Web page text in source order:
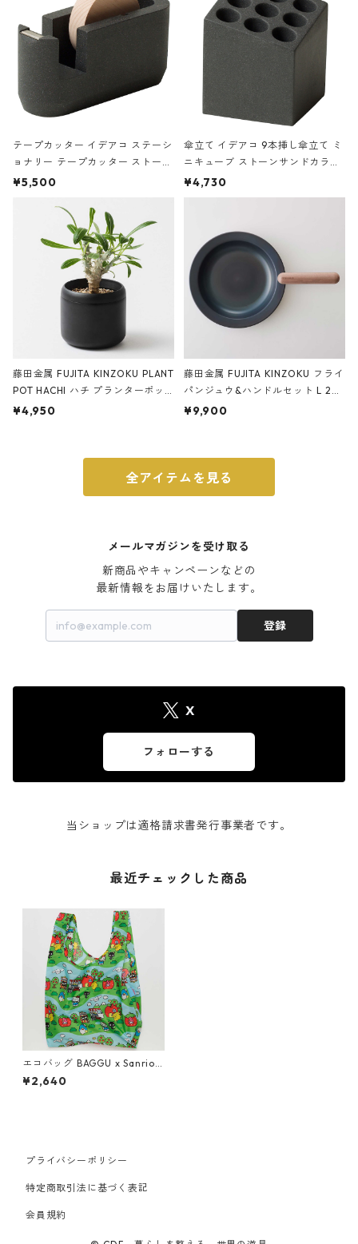
テープカッター イデアコ ステーシ
ョナリー テープカッター ストーン
サンドカラー 石調 ideaco Station
¥5,500
傘立て イデアコ 9本挿し傘立て ミ
ニキューブ ストーンサンドカラー
石調 ideaco Umbrella Stand CUB
E ストーンサンドブラック
¥4,730
藤田金属 FUJITA KINZOKU PLANT
POT HACHI ハチ プランターポッ
ト 3号 ブラック
¥4,950
藤田金属 FUJITA KINZOKU フライ
パンジュウ&ハンドルセット L 24c
m ガス火・IH対応 鉄フライパン
¥9,900
全アイテムを見る
メールマガジンを受け取る
新商品やキャンペーンなどの
最新情報をお届けいたします。
登録
X
フォローする
当ショップは適格請求書発行事業者です。
最近チェックした商品
エコバッグ BAGGU x Sanrio
Collection FALL23 STANDAR
D BAGGU スタンダードバグゥ
¥2,640
プライバシーポリシー
特定商取引法に基づく表記
会員規約